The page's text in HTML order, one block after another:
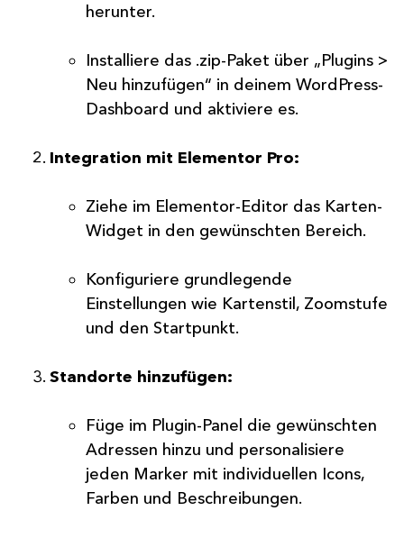
herunter.
Installiere das .zip-Paket über „Plugins >
Neu hinzufügen“ in deinem WordPress-
Dashboard und aktiviere es.
Integration mit Elementor Pro:
Ziehe im Elementor-Editor das Karten-
Widget in den gewünschten Bereich.
Konfiguriere grundlegende
Einstellungen wie Kartenstil, Zoomstufe
und den Startpunkt.
Standorte hinzufügen:
Füge im Plugin-Panel die gewünschten
Adressen hinzu und personalisiere
jeden Marker mit individuellen Icons,
Farben und Beschreibungen.